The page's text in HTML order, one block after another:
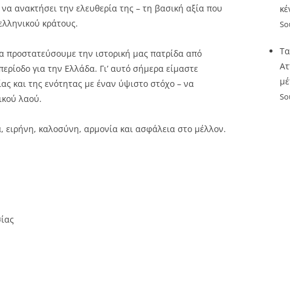
ανακτήσει την ελευθερία της – τη βασική αξία που
κράτους.
προστατεύσουμε την ιστορική μας πατρίδα από
για την Ελλάδα. Γι’ αυτό σήμερα είμαστε
και της ενότητας με έναν ύψιστο στόχο – να
λαού.
καλοσύνη, αρμονία και ασφάλεια στο μέλλον.